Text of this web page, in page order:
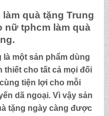
quà tặng Trung
nữ tphcm làm quà
là một sản phẩm dùng
cho tất cả mọi đối
tiện lợi cho mỗi
dã ngoại. Vì vậy sản
tặng ngày càng được